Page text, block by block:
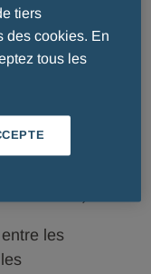
un
transparence de
qui ont
pécuniaires de
ainsi le code
les
tiers
des cookies. En
tous les